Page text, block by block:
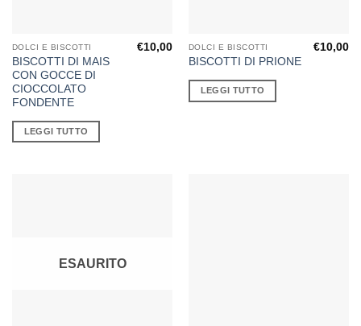
DOLCI E BISCOTTI
BISCOTTI DI MAIS
CON GOCCE DI
CIOCCOLATO
FONDENTE
€10,00
LEGGI TUTTO
DOLCI E BISCOTTI
BISCOTTI DI PRIONE
€10,00
LEGGI TUTTO
ESAURITO